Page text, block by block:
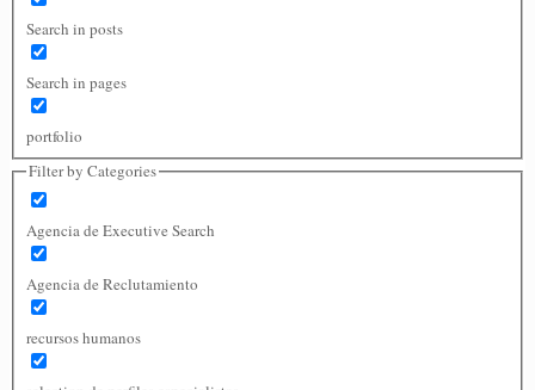
Search in posts
Search in pages
portfolio
Filter by Categories
Agencia de Executive Search
Agencia de Reclutamiento
recursos humanos